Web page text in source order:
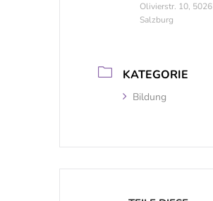
Olivierstr. 10, 5026
Salzburg
KATEGORIE
Bildung